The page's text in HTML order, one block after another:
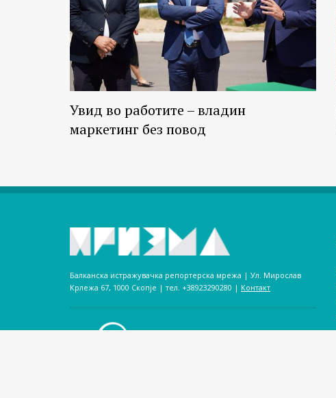
Увид во работите – владин
маркетинг без повод
Балканска истражувачка репортерска мрежа | Ул. Мирослав
Крлежа 67, 1000 Скопје | тел. +38923290280­ | Контакт